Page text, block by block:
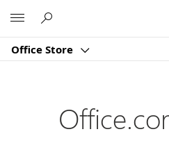
Office Store